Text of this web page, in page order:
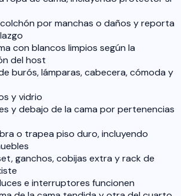
por manchas o daños y reporta
con blancos limpios según la
del host
burós, lámparas, cabecera, cómoda y
y vidrio
y debajo de la cama por pertenencias
o trapea piso duro, incluyendo
ganchos, cobijas extra y rack de
e interruptores funcionen